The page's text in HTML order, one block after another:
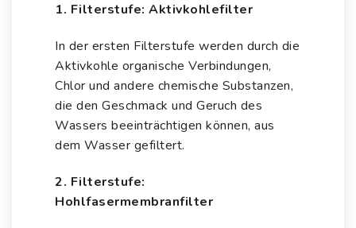
1. Filterstufe: Aktivkohlefilter
In der ersten Filterstufe werden durch die
Aktivkohle organische Verbindungen,
Chlor und andere chemische Substanzen,
die den Geschmack und Geruch des
Wassers beeinträchtigen können, aus
dem Wasser gefiltert.
2. Filterstufe:
Hohlfasermembranfilter